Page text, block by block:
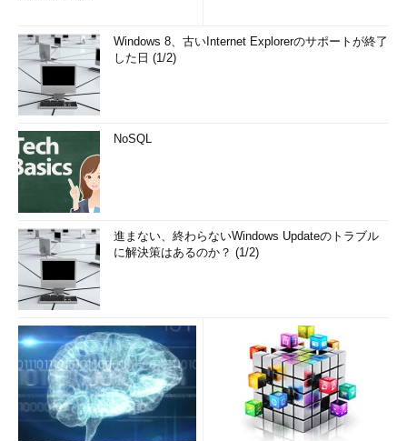
Windows 8、古いInternet Explorerのサポートが終了
した日 (1/2)
NoSQL
進まない、終わらないWindows Updateのトラブル
に解決策はあるのか？ (1/2)